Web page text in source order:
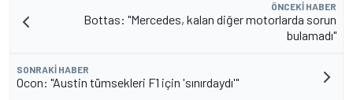
ÖNCEKI HABER
Bottas: "Mercedes, kalan diğer motorlarda sorun
bulamadı"
SONRAKI HABER
Ocon: "Austin tümsekleri F1 için 'sınırdaydı'"